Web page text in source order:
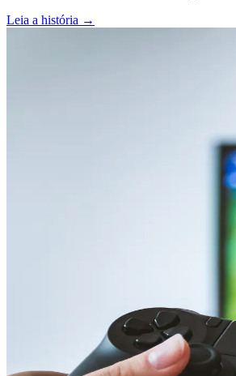
Leia a história →